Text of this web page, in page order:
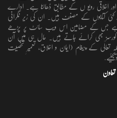
اور اخلاقی رویو ں کے مطابق ڈھالنا ہے۔ ادارے
کئی کتابوں کے مصنف ہیں۔ ان کی زیر نگرانی
ہے جس کے مضامین اس ویب سائٹ پر پڑھے
بھی کرائے جاتے ہیں۔ حال ہی میں آن
تعالٰی کے پیغام (ایمان و اخلاق، تعمیرِ شخصیت
تعاون